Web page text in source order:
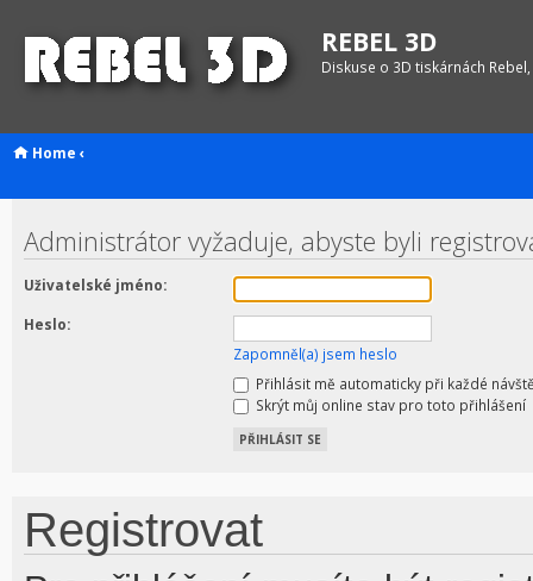
REBEL 3D
Diskuse o 3D tiskárnách
Home ‹
Administrátor vyžaduje, abyste byli
Uživatelské jméno:
Heslo:
Zapomněl(a) jsem heslo
Přihlásit mě automaticky při každé
Skrýt můj online stav pro toto přihlášení
Registrovat